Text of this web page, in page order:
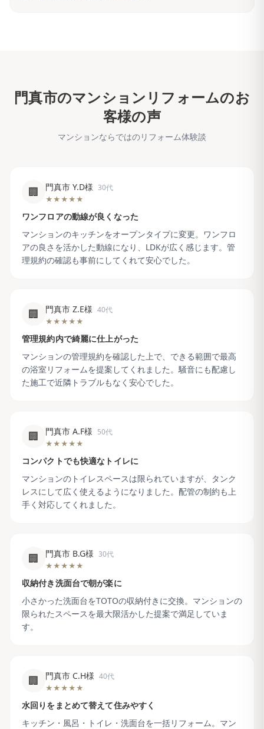
門真市のマンションリフォームのお
客様の声
マンションならではのリフォーム体験談
🏢 門真市 Y.D様 30代
★★★★★
ワンフロアの動線が良くなった
マンションのキッチンをオープンタイプに変更。ワンフロ
アの良さを活かした動線になり、LDKが広く感じます。管
理規約の確認も事前にしてくれて安心でした。
🏢 門真市 Z.E様 40代
★★★★★
管理規約内で綺麗に仕上がった
マンションの管理規約を確認した上で、できる範囲で最高
の浴室リフォームを提案してくれました。騒音にも配慮し
た施工で近隣トラブルもなく安心でした。
🏢 門真市 A.F様 50代
★★★★★
コンパクトでも快適なトイレに
マンションのトイレスペースは限られていますが、タンク
レスにして広く使えるようになりました。配管の制約も上
手く対応してくれました。
🏢 門真市 B.G様 30代
★★★★★
収納付き洗面台で朝が楽に
小さかった洗面台をTOTOの収納付きに交換。マンションの
限られたスペースを最大限活かした提案で満足していま
す。
🏢 門真市 C.H様 40代
★★★★★
水回りをまとめて替えて住みやすく
キッチン・風呂・トイレ・洗面台を一括リフォーム。マン